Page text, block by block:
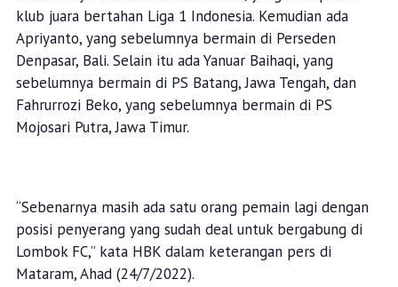
klub juara bertahan Liga 1 Indonesia. Kemudian ada
Apriyanto, yang sebelumnya bermain di Perseden
Denpasar, Bali. Selain itu ada Yanuar Baihaqi, yang
sebelumnya bermain di PS Batang, Jawa Tengah, dan
Fahrurrozi Beko, yang sebelumnya bermain di PS
Mojosari Putra, Jawa Timur.
“Sebenarnya masih ada satu orang pemain lagi dengan
posisi penyerang yang sudah deal untuk bergabung di
Lombok FC,” kata HBK dalam keterangan pers di
Mataram, Ahad (24/7/2022).